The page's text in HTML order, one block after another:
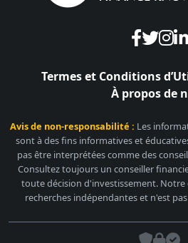
Termes et Conditions
À propos de
Avis de non-responsabilité : Les
sont à des fins informatives et
pas être interprétées comme des
Consultez toujours un conseiller
toute décision d'investissement. Notre
recherches indépendantes et n'est